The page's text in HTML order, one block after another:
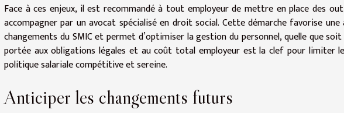
Face à ces enjeux, il est recommandé à tout employeur de mettre en place des
accompagner par un avocat spécialisé en droit social. Cette démarche favorise
changements du SMIC et permet d’optimiser la gestion du personnel, quelle que
portée aux obligations légales et au coût total employeur est la clef pour limiter
politique salariale compétitive et sereine.
Anticiper les changements futurs